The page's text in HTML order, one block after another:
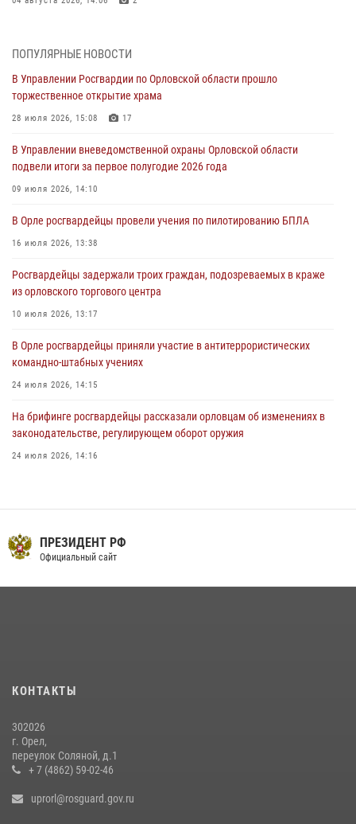
предоставлении госуслуг
Росгвардейцы обеспечили безопасность во время празднования
Дня ВДВ
В Орле росгвардейцы приняли участие в учениях на избирательном
участке
Жительница Мценска сдала в Росгвардию незарегистрированное
31 июля 2026, 13:16
ПОПУЛЯРНЫЕ НОВОСТИ
В Управлении Росгвардии по Орловской области прошло
торжественное открытие храма
28 июля 2026, 15:08 17
В Управлении вневедомственной охраны Орловской области
подвели итоги за первое полугодие 2026 года
09 июля 2026, 14:10
В Орле росгвардейцы провели учения по пилотированию БПЛА
16 июля 2026, 13:38
Росгвардейцы задержали троих граждан, подозреваемых в краже
из орловского торгового центра
10 июля 2026, 13:17
В Орле росгвардейцы приняли участие в антитеррористических
командно-штабных учениях
24 июля 2026, 14:15
На брифинге росгвардейцы рассказали орловцам об изменениях в
законодательстве, регулирующем оборот оружия
24 июля 2026, 14:16
В Орле росгвардейцы за неделю проверили два детских лагеря
15 июля 2026, 14:49
ПРЕЗИДЕНТ РФ
Официальный сайт
КОНТАКТЫ
302026
г. Орел,
переулок Соляной, д.1
+ 7 (4862) 59-02-46
uprorl@rosguard.gov.ru